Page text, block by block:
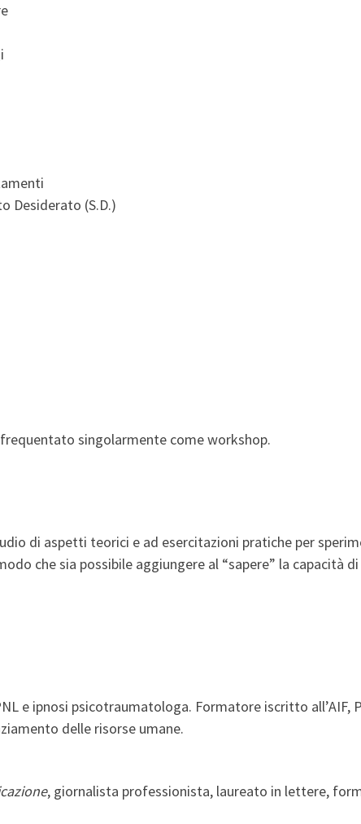
Desiderato (S.D.)
singolarmente come workshop.
di aspetti teorici e ad esercitazioni pratiche per
che sia possibile aggiungere al “sapere” la capacità di
e ipnosi psicotraumatologa. Formatore iscritto all’AIF,
delle risorse umane.
, giornalista professionista, laureato in lettere,